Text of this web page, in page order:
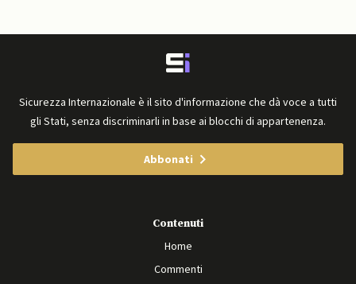
Sicurezza Internazionale è il sito d'informazione che dà voce a tutti
gli Stati, senza discriminarli in base ai blocchi di appartenenza.
Abbonati
Contenuti
Home
Commenti